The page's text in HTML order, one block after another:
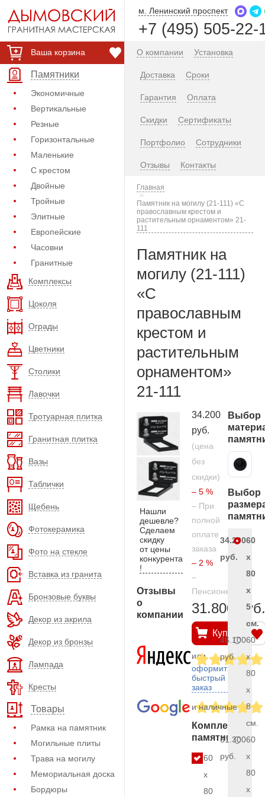
Ваша корзина
Памятники
Экономичные
Вертикальные
Резные
Горизонтальные
Маленькие
С крестом
Двойные
Тройные
Элитные
Европейские
Часовни
Гранитные
Комплексы
Цоколя
Ограды
Цветники
Столики
Лавочки
Тротуарная плитка
Гранитная плитка
Вазы
Таблички
Щебень
Фотокерамика
Фото на стекле
Вставка из гранита
Бронзовые буквы
Декор из акрила
Декор из бронзы
Лампада
Кресты
Товары
Рамка на памятник
Могильные плиты
Трава на могилу
Мемориальная доска
Бордюры
м. Ленинский проспект
+7 (495) 505-22-
О компании Установка
Доставка Сроки
Гарантия Оплата
Скидки Сертификаты
Портфолио Сотрудники
Отзывы Контакты
Главная
Памятник на могилу (21-111) «С
православным крестом и
растительным орнаментом» 21-
111
Памятник на
могилу (21-111)
«С
православным
крестом и
растительным
орнаментом»
21-111
Нашли
дешевле?
Сделаем
скидку
от цены
конкурента
!
Отзывы
о
компании
34.200
руб.
(цена
без
скидки)
– 5 %
– При
полной
оплате
заказа
– 2 %
–
Пенсионерам
31.800 руб.
Купить
или
оформить
быстрый
заказ
и наличные
Комплект
памятника
60
x
80
Выбор
Карельский гранит
Выбор
34.200
руб.
60
x
80
x
5
см.
46.100
руб.
60
x
80
x
8
см.
51.300
руб.
60
x
80
x